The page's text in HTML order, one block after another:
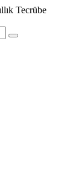
Tecrübe